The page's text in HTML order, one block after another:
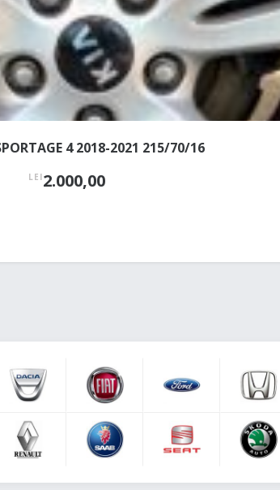
4 2018-2021 215/70/16
LEI2.000,00